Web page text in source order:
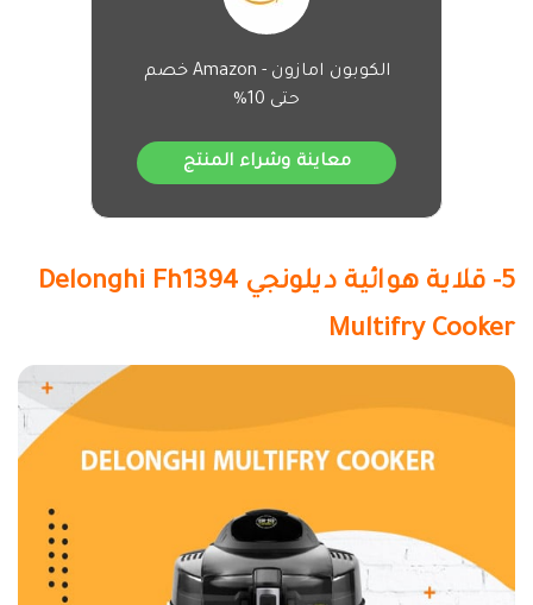
الكوبون امازون - Amazon خصم
حتى 10%
معاينة وشراء المنتج
5- قلاية هوائية ديلونجي Delonghi Fh1394
Multifry Cooker